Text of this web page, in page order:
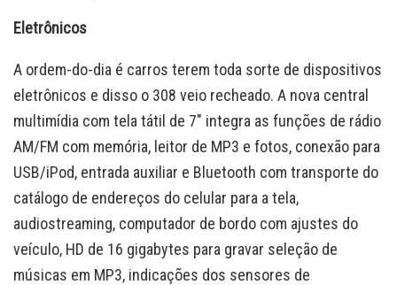
Eletrônicos
A ordem-do-dia é carros terem toda sorte de dispositivos
eletrônicos e disso o 308 veio recheado. A nova central
multimídia com tela tátil de 7″ integra as funções de rádio
AM/FM com memória, leitor de MP3 e fotos, conexão para
USB/iPod, entrada auxiliar e Bluetooth com transporte do
catálogo de endereços do celular para a tela,
audiostreaming, computador de bordo com ajustes do
veículo, HD de 16 gigabytes para gravar seleção de
músicas em MP3, indicações dos sensores de